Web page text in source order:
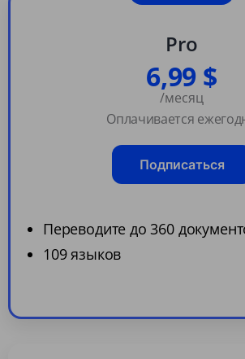
Pro
6,99 $
/месяц
Оплачивается
Подписаться
Переводите до 360
109 языков